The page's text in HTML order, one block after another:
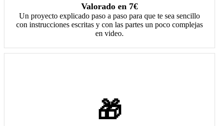
Valorado en 7€
Un proyecto explicado paso a paso para que te sea sencillo
con instrucciones escritas y con las partes un poco complejas
en video.
🎁